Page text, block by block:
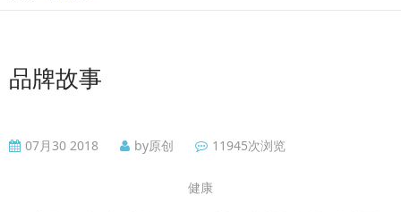
品牌故事
07月30 2018 by原创 11945次浏览
健康